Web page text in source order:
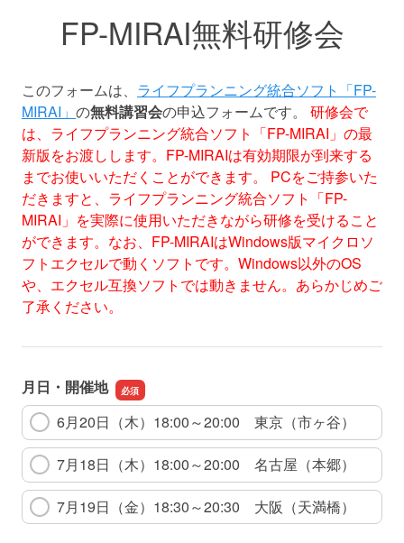
FP-MIRAI無料研修会
このフォームは、 ライフプランニング統合ソフト「FP-
MIRAI」 の無料講習会の申込フォームです。 研修会で
は、ライフプランニング統合ソフト「FP-MIRAI」の最
新版をお渡しします。FP-MIRAIは有効期限が到来する
までお使いいただくことができます。
PCをご持参いた
だきますと、ライフプランニング統合ソフト「FP-
MIRAI」を実際に使用いただきながら研修を受けること
ができます。なお、FP-MIRAIはWindows版マイクロソ
フトエクセルで動くソフトです。Windows以外のOS
や、エクセル互換ソフトでは動きません。あらかじめご
了承ください。
月日・開催地
6月20日（木）18:00～20:00 東京（市ヶ谷）
7月18日（木）18:00～20:00 名古屋（本郷）
7月19日（金）18:30～20:30 大阪（天満橋）